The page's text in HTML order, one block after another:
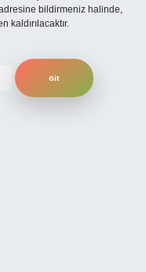
bildirmeniz halinde,
kaldırılacaktır.